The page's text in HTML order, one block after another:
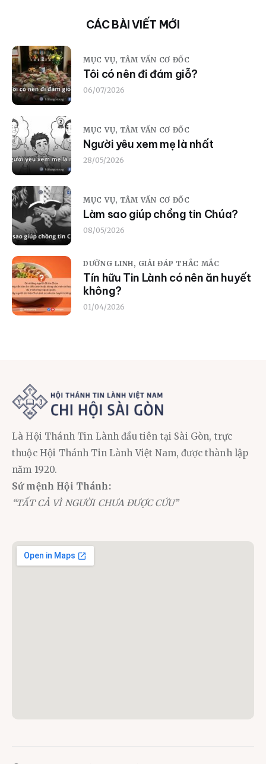
CÁC BÀI VIẾT MỚI
MỤC VỤ, TÂM VẤN CƠ ĐỐC
Tôi có nên đi đám giỗ?
06/07/2026
MỤC VỤ, TÂM VẤN CƠ ĐỐC
Người yêu xem mẹ là nhất
28/05/2026
MỤC VỤ, TÂM VẤN CƠ ĐỐC
Làm sao giúp chồng tin Chúa?
08/05/2026
DƯỠNG LINH, GIẢI ĐÁP THẮC MẮC
Tín hữu Tin Lành có nên ăn huyết
không?
01/04/2026
Là Hội Thánh Tin Lành đầu tiên tại Sài Gòn, trực
thuộc Hội Thánh Tin Lành Việt Nam, được thành lập
năm 1920.
Sứ mệnh Hội Thánh:
“TẤT CẢ VÌ NGƯỜI CHƯA ĐƯỢC CỨU”